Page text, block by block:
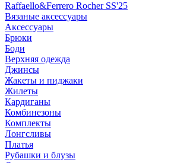
Raffaello&Ferrero Rocher SS'25
Вязаные аксессуары
Аксессуары
Брюки
Боди
Верхняя одежда
Джинсы
Жакеты и пиджаки
Жилеты
Кардиганы
Комбинезоны
Комплекты
Лонгсливы
Платья
Рубашки и блузы